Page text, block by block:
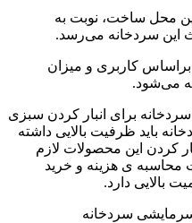
محل ساخت، نوبت به
این سردخانه می‌رسد.
کاربری و میزان
می‌شود.
برای انبار کردن سبزی
باید ظرفیت بالایی داشته
کردن این محصولات لازم
ی هزینه و خرید
بالایی دارد.
سردخانه